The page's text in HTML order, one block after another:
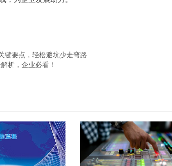
键要点，轻松避坑少走弯路
析，企业必看！